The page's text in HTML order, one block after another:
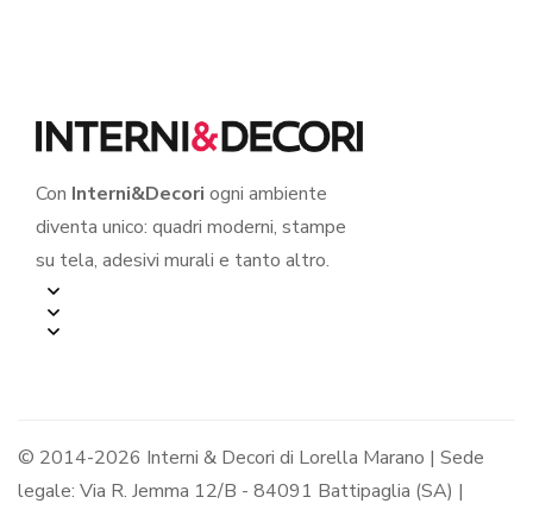
Con Interni&Decori ogni ambiente
diventa unico: quadri moderni, stampe
su tela, adesivi murali e tanto altro.
© 2014-2026 Interni & Decori di Lorella Marano | Sede
legale: Via R. Jemma 12/B - 84091 Battipaglia (SA) |